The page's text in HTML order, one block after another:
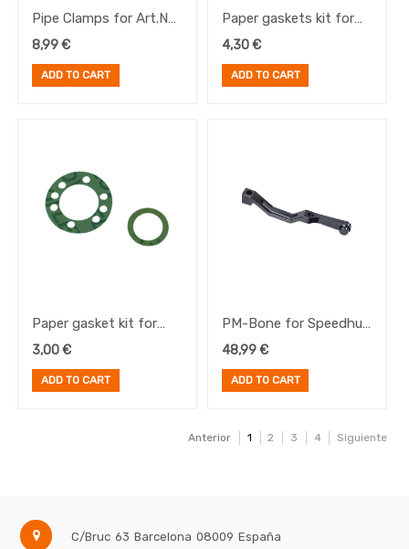
Pipe Clamps for Art.No.
8240 for Speedhub
8,99€
ADD TO CART
Paper gaskets kit for
axle ring with axle plate
500/14
4,30€
ADD TO CART
Paper gasket kit for
axle-ring for Speedhub
3,00€
ADD TO CART
PM-Bone for Speedhub
500/14
48,99€
ADD TO CART
Anterior 1 2 3 4 Siguiente
C/Bruc 63 Barcelona 08009 España